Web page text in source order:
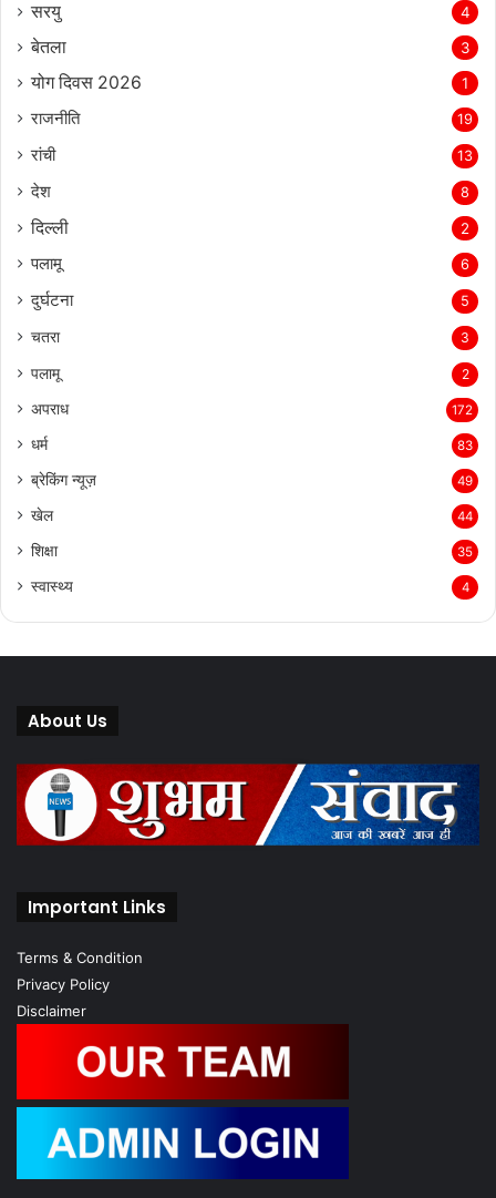
सरयु 4
बेतला 3
योग दिवस 2026 1
राजनीति 19
रांची 13
देश 8
दिल्‍ली 2
पलामू 6
दुर्घटना 5
चतरा 3
पलामू 2
अपराध 172
धर्म 83
ब्रेकिंग न्यूज़ 49
खेल 44
शिक्षा 35
स्वास्थ्य 4
About Us
Important Links
Terms & Condition
Privacy Policy
Disclaimer